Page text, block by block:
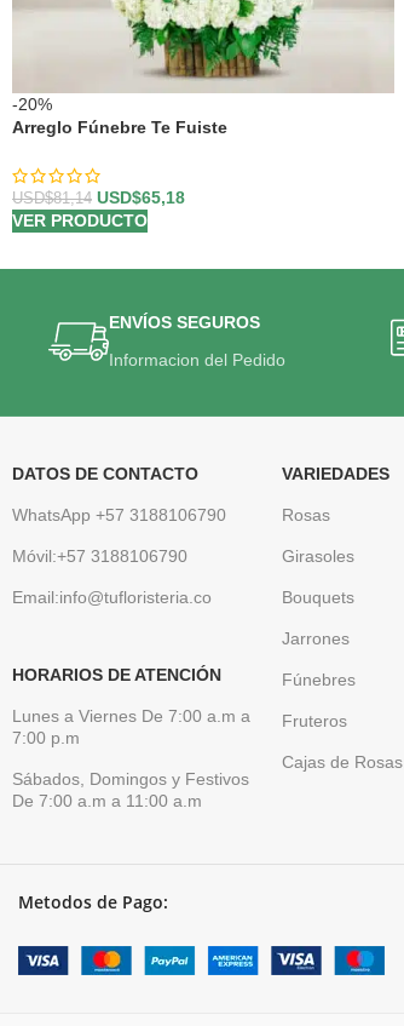
-20%
Arreglo Fúnebre Te Fuiste
USD$81,14 USD$65,18
VER PRODUCTO
ENVÍOS SEGUROS
Informacion del Pedido
DATOS DE CONTACTO
WhatsApp +57 3188106790
Móvil:+57 3188106790
Email:info@tufloristeria.co
HORARIOS DE ATENCIÓN
Lunes a Viernes De 7:00 a.m a
7:00 p.m
Sábados, Domingos y Festivos
De 7:00 a.m a 11:00 a.m
VARIEDADES
Rosas
Girasoles
Bouquets
Jarrones
Fúnebres
Fruteros
Cajas de Rosas
Metodos de Pago: